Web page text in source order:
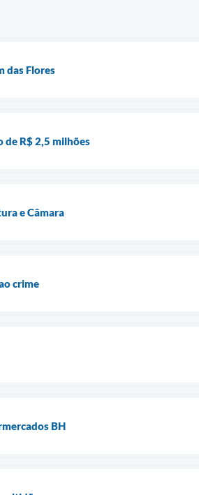
das Flores
R$ 2,5 milhões
e Câmara
crime
BH